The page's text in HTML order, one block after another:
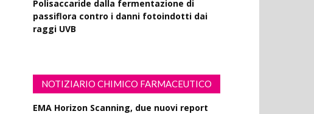
Polisaccaride dalla fermentazione di
passiflora contro i danni fotoindotti dai
raggi UVB
NOTIZIARIO CHIMICO FARMACEUTICO
EMA Horizon Scanning, due nuovi report